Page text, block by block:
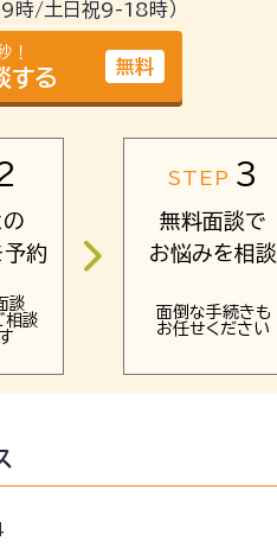
時/土日祝9-18時）
！
する 無料
約
談
相談
STEP 3
無料面談で
お悩みを相談
面倒な手続きも
お任せください